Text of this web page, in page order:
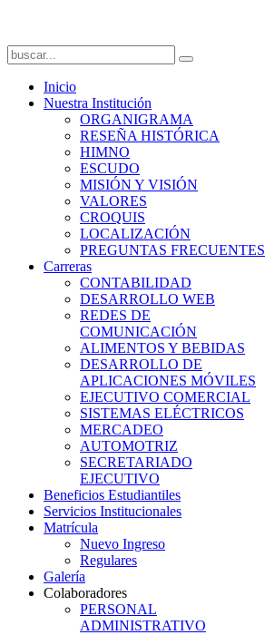
Inicio
Nuestra Institución
ORGANIGRAMA
RESEÑA HISTÓRICA
HIMNO
ESCUDO
MISIÓN Y VISIÓN
VALORES
CROQUIS
LOCALIZACIÓN
PREGUNTAS FRECUENTES
Carreras
CONTABILIDAD
DESARROLLO WEB
REDES DE
COMUNICACIÓN
ALIMENTOS Y BEBIDAS
DESARROLLO DE
APLICACIONES MÓVILES
EJECUTIVO COMERCIAL
SISTEMAS ELÉCTRICOS
MERCADEO
AUTOMOTRIZ
SECRETARIADO
EJECUTIVO
Beneficios Estudiantiles
Servicios Institucionales
Matrícula
Nuevo Ingreso
Regulares
Galería
Colaboradores
PERSONAL
ADMINISTRATIVO